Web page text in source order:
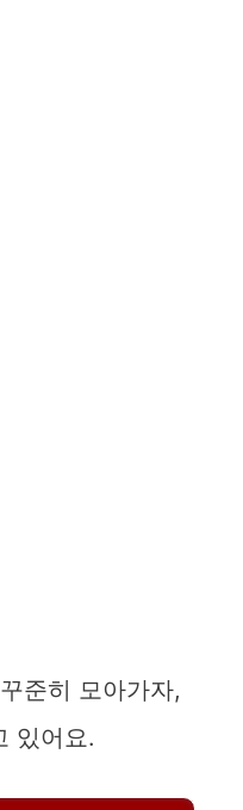
준히 모아가자,
있어요.